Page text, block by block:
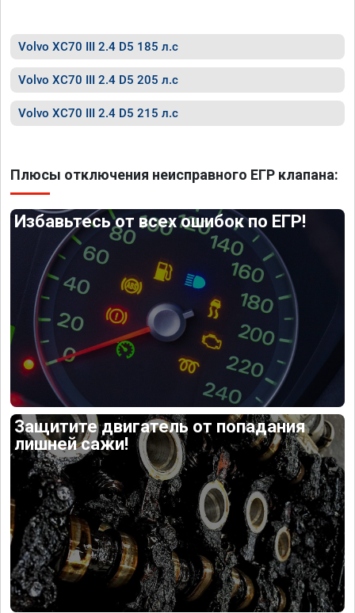
Volvo XC70 III 2.4 D5 185 л.с
Volvo XC70 III 2.4 D5 205 л.с
Volvo XC70 III 2.4 D5 215 л.с
Плюсы отключения неисправного ЕГР клапана:
Избавьтесь от всех ошибок по ЕГР!
Защитите двигатель от попадания
лишней сажи!